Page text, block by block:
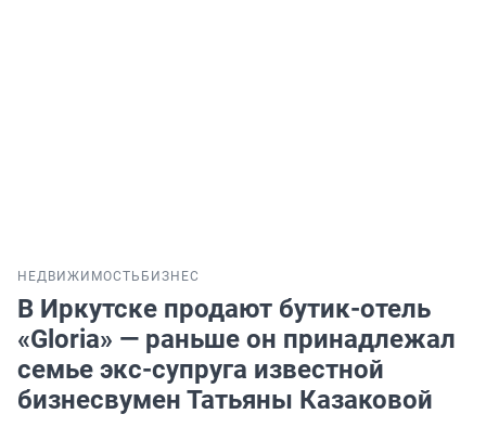
НЕДВИЖИМОСТЬ БИЗНЕС
В Иркутске продают бутик-отель
«Gloria» — раньше он принадлежал
семье экс-супруга известной
бизнесвумен Татьяны Казаковой